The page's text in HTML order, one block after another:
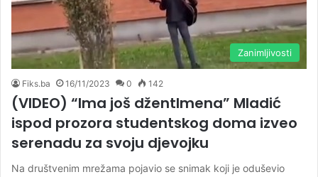
Zanimljivosti
Fiks.ba 16/11/2023 0 142
(VIDEO) “Ima još džentlmena” Mladić
ispod prozora studentskog doma izveo
serenadu za svoju djevojku
Na društvenim mrežama pojavio se snimak koji je oduševio